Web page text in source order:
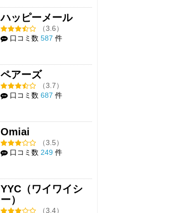
ハッピーメール
（3.6）
口コミ数 587 件
ペアーズ
（3.7）
口コミ数 687 件
Omiai
（3.5）
口コミ数 249 件
YYC（ワイワイシ
ー）
（3.4）